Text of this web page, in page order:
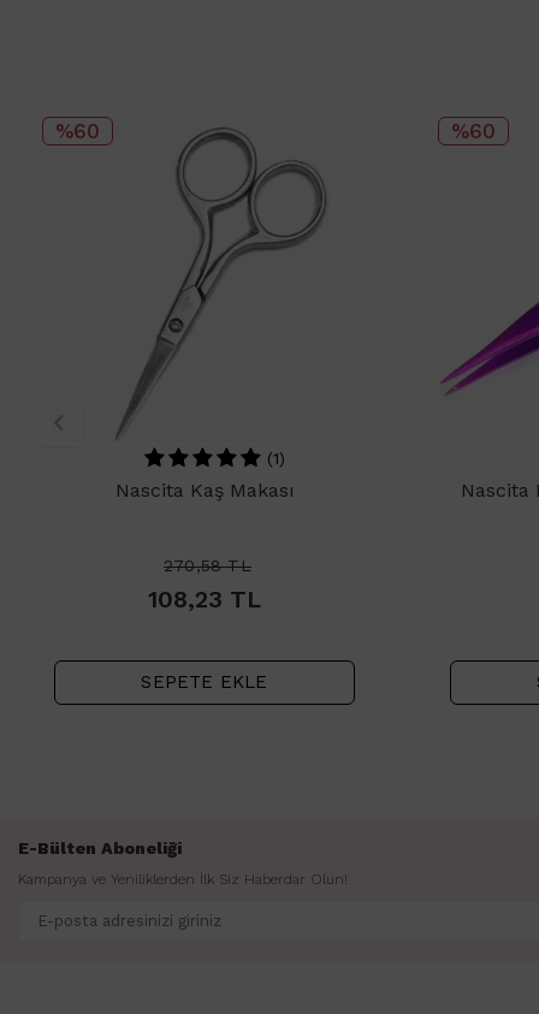
%60
(1)
Nascita Kaş Makası
270,58TL
108,23 TL
SEPETE EKLE
%60
Nascita
E-Bülten Aboneliği
Kampanya ve Yeniliklerden İlk Siz Haberdar Olun!